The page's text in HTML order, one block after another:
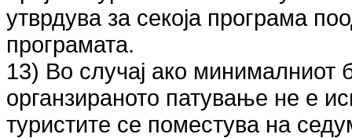
утврдува за секоја програма
програмата.
13) Во случај ако минималниот
органзираното патување не е
туристите се поместува на